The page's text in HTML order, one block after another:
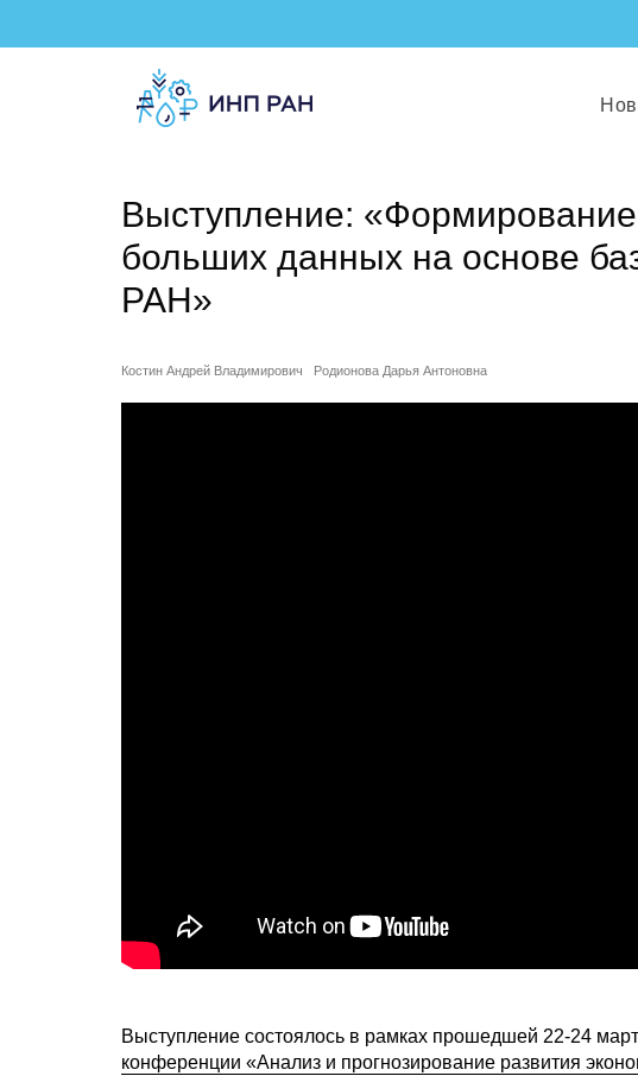
Выступление:
больших данных на основе
РАН»
Костин Андрей Владимирович Родионова Дарья Антоновна
Выступление состоялось в рамках прошедшей 22-24
конференции «Анализ и прогнозирование развития